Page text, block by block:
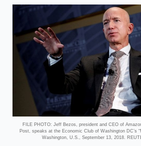
FILE PHOTO: Jeff Bezos, president and CEO of
Post, speaks at the Economic Club of Washington DC’s
Washington, U.S., September 13, 2018.